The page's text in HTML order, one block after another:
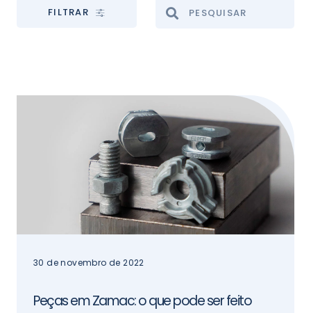
FILTRAR
Peças em Zamac: o que pode ser feito
30 de novembro de 2022